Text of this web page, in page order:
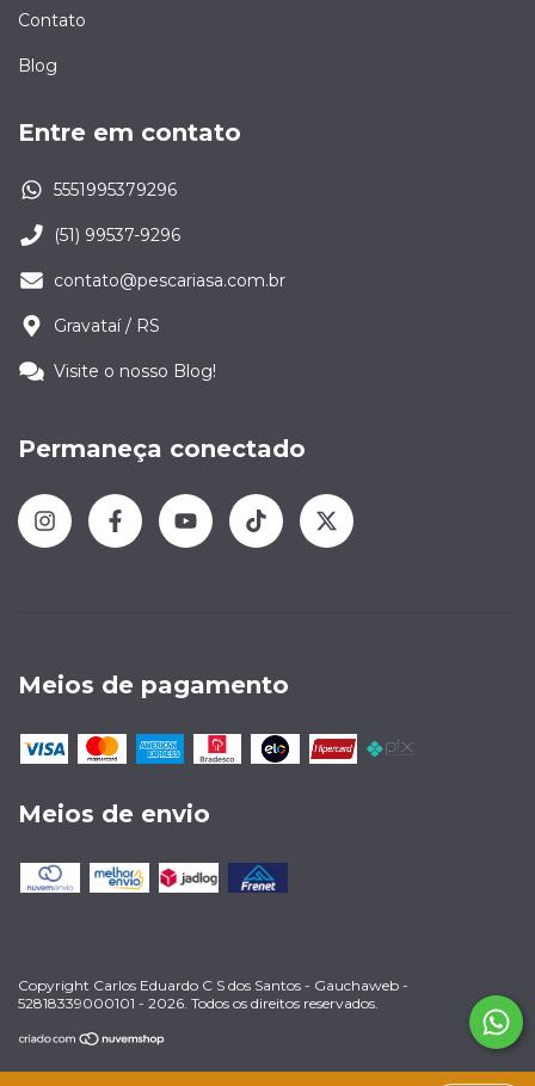
Contato
Blog
Entre em contato
5551995379296
(51) 99537-9296
contato@pescariasa.com.br
Gravataí / RS
Visite o nosso Blog!
Permaneça conectado
Meios de pagamento
Meios de envio
Copyright Carlos Eduardo C S dos Santos - Gauchaweb -
52818339000101 - 2026. Todos os direitos reservados.